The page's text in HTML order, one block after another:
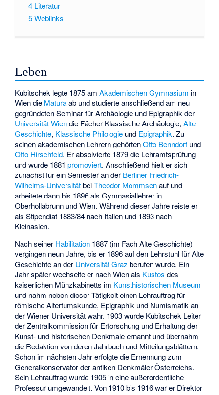
4 Literatur
5Weblinks
Leben
Kubitschek legte 1875 amAkademischen Gymnasium in
Wien die Maturaab und studierte anschließend am neu
gegründeten Seminar für Archäologie und Epigraphik der
Universität Wiendie Fächer Klassische Archäologie,Alte
Geschichte, Klassische Philologie und Epigraphik. Zu
seinen akademischen Lehrern gehörtenOtto Benndorf und
Otto Hirschfeld. Er absolvierte 1879 die Lehramtsprüfung
und wurde 1881promoviert. Anschließend hielt er sich
zunächst für ein Semester an der Berliner Friedrich-
Wilhelms-UniversitätbeiTheodor Mommsenauf und
arbeitete dann bis 1896 als Gymnasiallehrer in
Oberhollabrunn und Wien. Während dieser Jahre reiste er
als Stipendiat 1883/84 nach Italien und 1893 nach
Kleinasien.
Nach seiner Habilitation 1887 (im Fach Alte Geschichte)
vergingen neun Jahre, bis er 1896 auf den Lehrstuhl für Alte
Geschichte an der Universität Graz berufen wurde. Ein
Jahr später wechselte er nach Wien als Kustos des
kaiserlichen Münzkabinetts im Kunsthistorischen Museum
und nahm neben dieser Tätigkeit einen Lehrauftrag für
römische Altertumskunde, Epigraphik und Numismatik an
der Wiener Universität wahr. 1903 wurde Kubitschek Leiter
der Zentralkommission für Erforschung und Erhaltung der
Kunst- und historischen Denkmale ernannt und übernahm
die Redaktion von deren Jahrbuch und Mitteilungsblättern.
Schon im nächsten Jahr erfolgte die Ernennung zum
Generalkonservator der antiken Denkmäler Österreichs.
Sein Lehrauftrag wurde 1905 in eine außerordentliche
Professur umgewandelt. Von 1910 bis 1916 war er Direktor